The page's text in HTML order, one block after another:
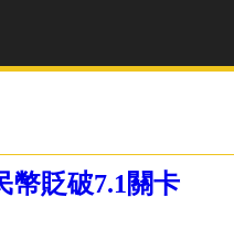
幣貶破7.1關卡